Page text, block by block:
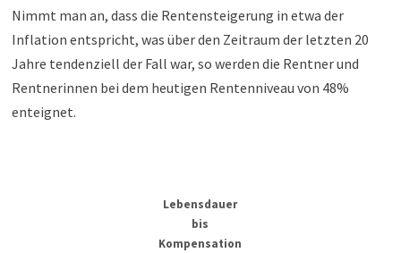
Nimmt man an, dass die Rentensteigerung in etwa der
Inflation entspricht, was über den Zeitraum der letzten 20
Jahre tendenziell der Fall war, so werden die Rentner und
Rentnerinnen bei dem heutigen Rentenniveau von 48%
enteignet.
Lebensdauer
bis
Kompensation